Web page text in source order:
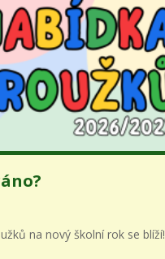
na nový školní rok se blíží!